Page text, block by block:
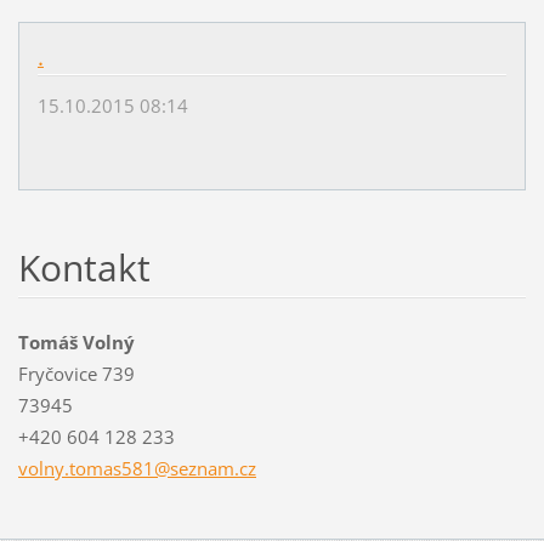
.
15.10.2015 08:14
Kontakt
Tomáš Volný
Fryčovice 739
73945
+420 604 128 233
volny.tomas581@seznam.cz